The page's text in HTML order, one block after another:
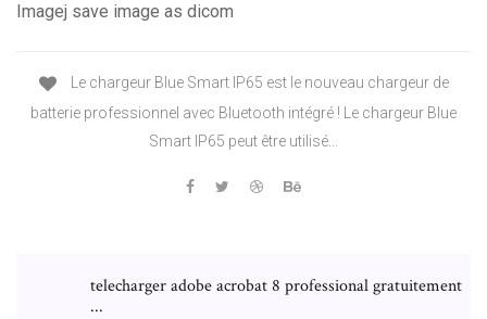
Imagej save image as dicom
Le chargeur Blue Smart IP65 est le nouveau chargeur de
batterie professionnel avec Bluetooth intégré ! Le chargeur Blue
Smart IP65 peut être utilisé...
telecharger adobe acrobat 8 professional gratuitement
...